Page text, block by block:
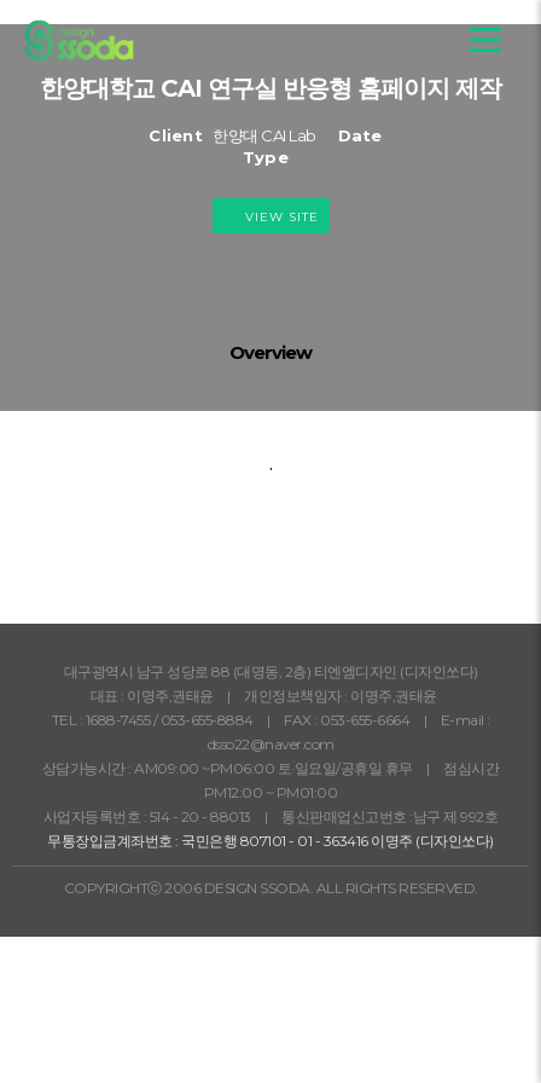
한양대학교 CAI 연구실 반응형 홈페이지 제작
Client 한양대 CAI Lab
Date
Type
VIEW SITE
Overview
.
대구광역시 남구 성당로 88 (대명동, 2층) 티엔엠디자인 (디자인쏘다)
대표 : 이명주,권태윤 | 개인정보책임자 : 이명주,권태윤
TEL : 1688-7455/ 053-655-8884| FAX : 053-655-6664 | E-mail :
dsso22@naver.com
상담가능시간 : AM09:00 ~PM06:00 토·일요일/공휴일 휴무 | 점심시간
PM12:00 ~ PM01:00
사업자등록번호 : 514 - 20 - 88013 | 통신판매업신고번호 :남구 제 992호
무통장입금계좌번호 : 국민은행 807101 - 01 - 363416 이명주 (디자인쏘다)
COPYRIGHTⓒ 2006 DESIGN SSODA. ALL RIGHTS RESERVED.